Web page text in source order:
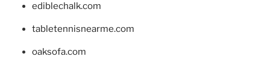
ediblechalk.com
tabletennisnearme.com
oaksofa.com